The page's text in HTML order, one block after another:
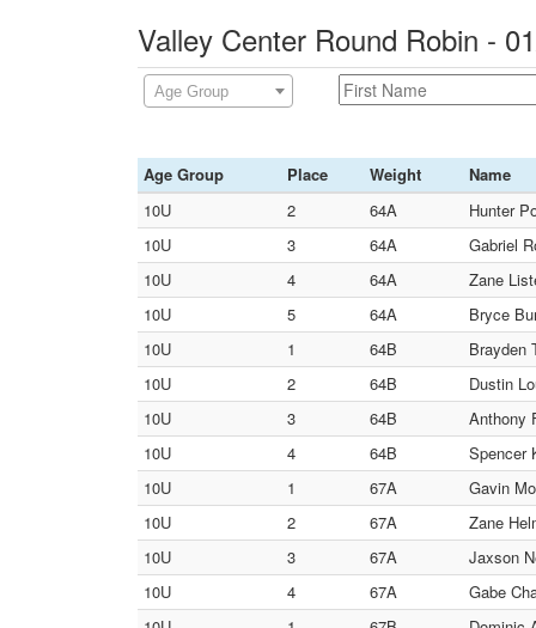
Valley Center Round Robin -
Age Group
Age Group Place Weight
Name
10U
2 64A
Hunter
10U
3 64A
Gabriel
10U
4 64A
Zane
10U
5 64A
Bryce
10U
1 64B
Brayden
10U
2 64B
Dustin
10U
3 64B
Anthony
10U
4 64B
Spencer
10U
1 67A
Gavin
10U
2 67A
Zane
10U
3 67A
Jaxson
10U
4 67A
Gabe